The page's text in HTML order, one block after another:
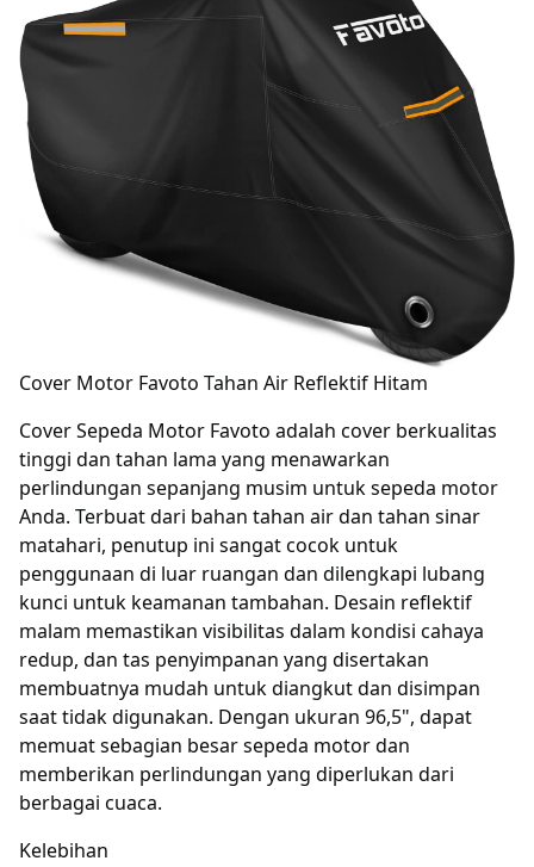
Cover Motor Favoto Tahan Air Reflektif Hitam
Cover Sepeda Motor Favoto adalah cover berkualitas
tinggi dan tahan lama yang menawarkan
perlindungan sepanjang musim untuk sepeda motor
Anda. Terbuat dari bahan tahan air dan tahan sinar
matahari, penutup ini sangat cocok untuk
penggunaan di luar ruangan dan dilengkapi lubang
kunci untuk keamanan tambahan. Desain reflektif
malam memastikan visibilitas dalam kondisi cahaya
redup, dan tas penyimpanan yang disertakan
membuatnya mudah untuk diangkut dan disimpan
saat tidak digunakan. Dengan ukuran 96,5", dapat
memuat sebagian besar sepeda motor dan
memberikan perlindungan yang diperlukan dari
berbagai cuaca.
Kelebihan